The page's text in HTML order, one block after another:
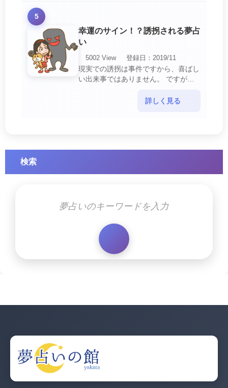
5
幸運のサイン！？誘拐される夢占
い
5002 View
登録日：2019/11
現実での誘拐は事件ですから、喜ばし
い出来事ではありません。 ですが、
詳しく見る
検索